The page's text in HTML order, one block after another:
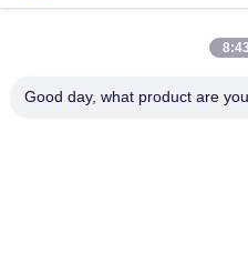
Good day, what product are